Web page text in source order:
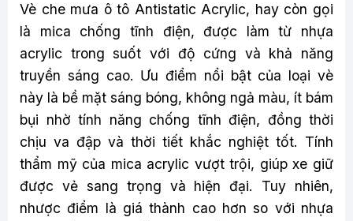
Vè che mưa ô tô Antistatic Acrylic, hay còn gọi
là mica chống tĩnh điện, được làm từ nhựa
acrylic trong suốt với độ cứng và khả năng
truyền sáng cao. Ưu điểm nổi bật của loại vè
này là bề mặt sáng bóng, không ngả màu, ít bám
bụi nhờ tính năng chống tĩnh điện, đồng thời
chịu va đập và thời tiết khắc nghiệt tốt. Tính
thẩm mỹ của mica acrylic vượt trội, giúp xe giữ
được vẻ sang trọng và hiện đại. Tuy nhiên,
nhược điểm là giá thành cao hơn so với nhựa